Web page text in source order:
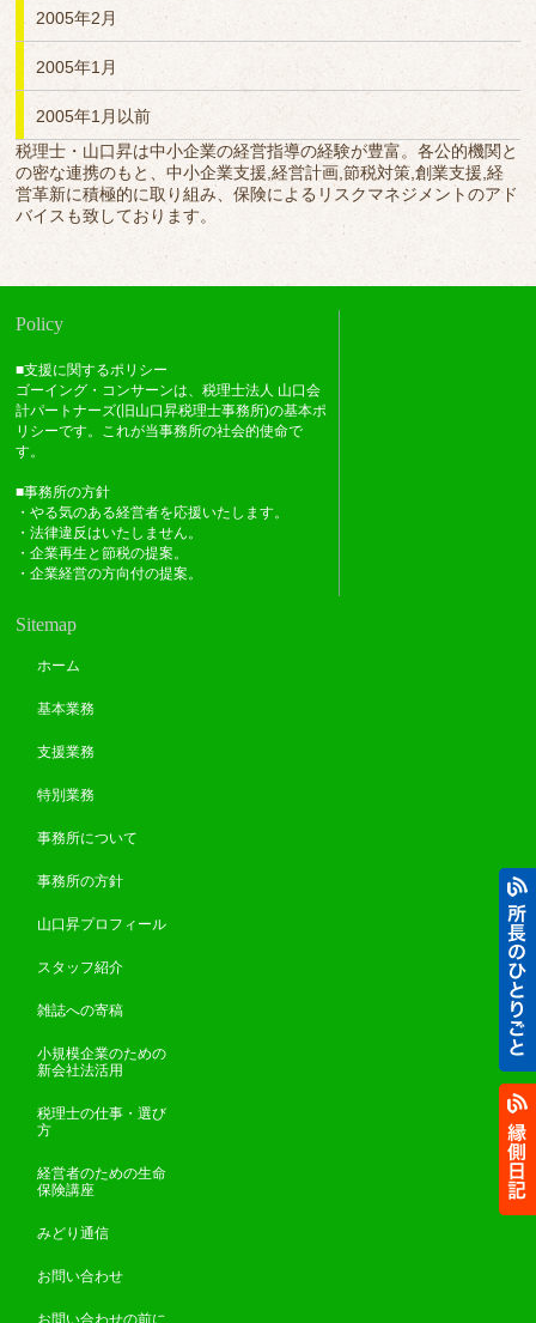
2005年2月
2005年1月
2005年1月以前
税理士・山口昇は中小企業の経営指導の経験が豊富。各公的機関と
の密な連携のもと、中小企業支援,経営計画,節税対策,創業支援,経
営革新に積極的に取り組み、保険によるリスクマネジメントのアド
バイスも致しております。
Policy
■支援に関するポリシー
ゴーイング・コンサーンは、税理士法人 山口会
計パートナーズ(旧山口昇税理士事務所)の基本ポ
リシーです。これが当事務所の社会的使命で
す。
■事務所の方針
・やる気のある経営者を応援いたします。
・法律違反はいたしません。
・企業再生と節税の提案。
・企業経営の方向付の提案。
Sitemap
ホーム
基本業務
支援業務
特別業務
事務所について
事務所の方針
山口昇プロフィール
スタッフ紹介
雑誌への寄稿
小規模企業のための
新会社法活用
税理士の仕事・選び
方
経営者のための生命
保険講座
みどり通信
お問い合わせ
お問い合わせの前に